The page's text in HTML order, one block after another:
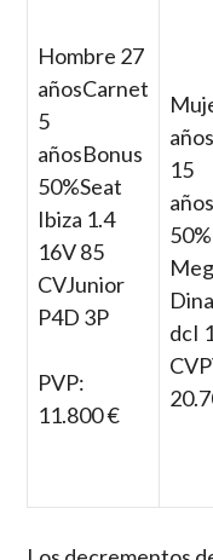
Hombre 27
añosCarnet
5
añosBonus
50%Seat
Ibiza 1.4
16V 85
CVJunior
P4D 3P
PVP:
11.800 €
15
dcI